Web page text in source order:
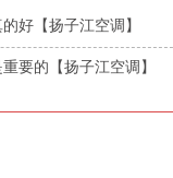
好【扬子江空调】
要的【扬子江空调】